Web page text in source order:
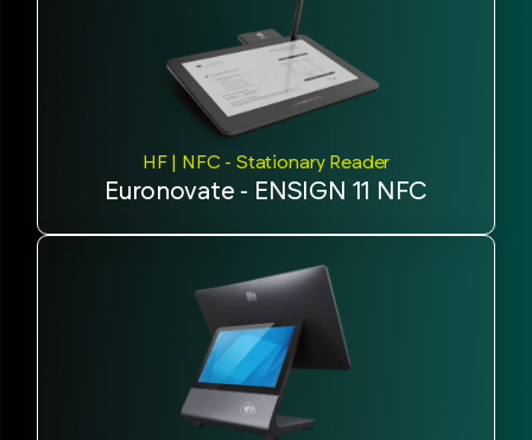
HF | NFC - Stationary Reader
Euronovate - ENSIGN 11 NFC